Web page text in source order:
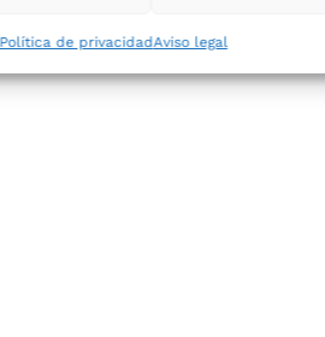
Política de privacidadAviso legal